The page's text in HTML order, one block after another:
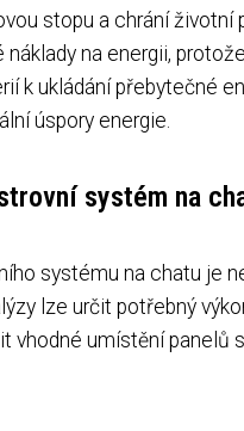
stopu a chrání
na energii,
k ukládání přebytečné
úspory energie.
systém na
systému na chatu je
lze určit potřebný
vhodné umístění panelů